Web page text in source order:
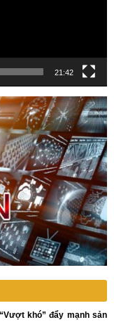
21:42
khó” đẩy mạnh sản